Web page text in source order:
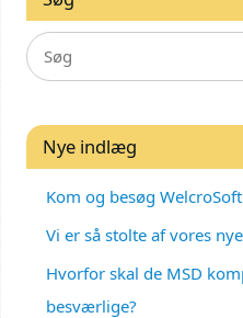
Nye indlæg
Kom og besøg
Vi er så stolte af vores
Hvorfor skal de MSD
besværlige?